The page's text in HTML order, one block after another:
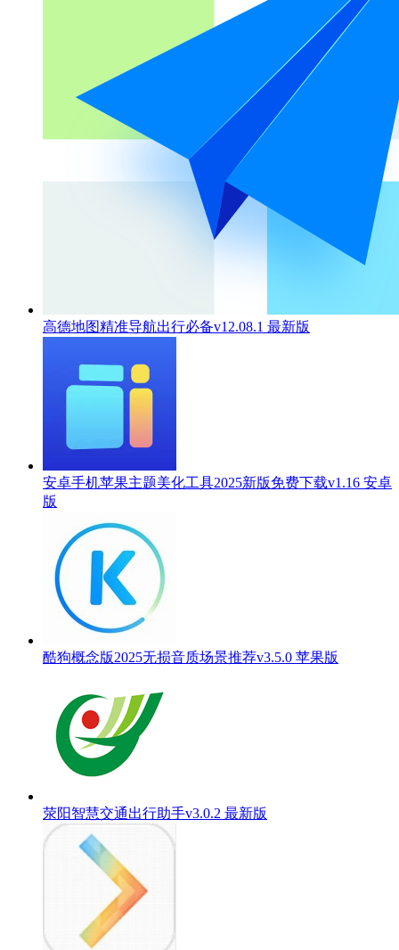
高德地图精准导航出行必备v12.08.1 最新版
安卓手机苹果主题美化工具2025新版免费下载v1.16 安卓
版
酷狗概念版2025无损音质场景推荐v3.5.0 苹果版
荥阳智慧交通出行助手v3.0.2 最新版